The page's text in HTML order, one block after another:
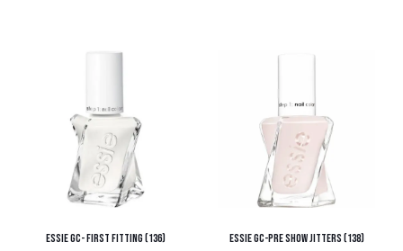
ESSIE GC- FIRST FITTING (136) ESSIE GC-PRE SHOW JITTERS (138)